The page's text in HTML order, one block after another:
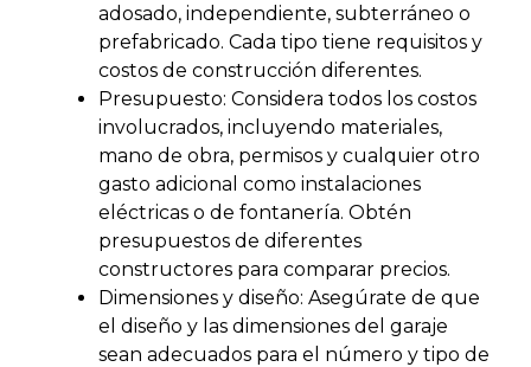
adosado, independiente, subterráneo o
prefabricado. Cada tipo tiene requisitos y
costos de construcción diferentes​.
Presupuesto: Considera todos los costos
involucrados, incluyendo materiales,
mano de obra, permisos y cualquier otro
gasto adicional como instalaciones
eléctricas o de fontanería. Obtén
presupuestos de diferentes
constructores para comparar precios​​.
Dimensiones y diseño: Asegúrate de que
el diseño y las dimensiones del garaje
sean adecuados para el número y tipo de